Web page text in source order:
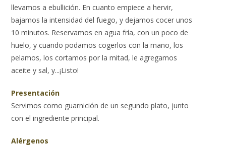
llevamos a ebullición. En cuanto empiece a hervir,
bajamos la intensidad del fuego, y dejamos cocer unos
10 minutos. Reservamos en agua fría, con un poco de
huelo, y cuando podamos cogerlos con la mano, los
pelamos, los cortamos por la mitad, le agregamos
aceite y sal, y...¡Listo!
Presentación
Servimos como guarnición de un segundo plato, junto
con el ingrediente principal.
Alérgenos